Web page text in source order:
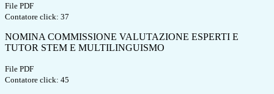
File PDF
Contatore click: 37
NOMINA COMMISSIONE VALUTAZIONE ESPERTI E
TUTOR STEM E MULTILINGUISMO
File PDF
Contatore click: 45